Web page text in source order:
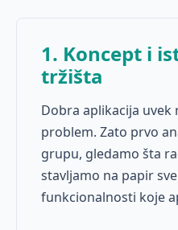
1. Koncept i
tržišta
Dobra aplikacija
problem. Zato prvo
grupu, gledamo šta
stavljamo na papir
funkcionalnosti koje